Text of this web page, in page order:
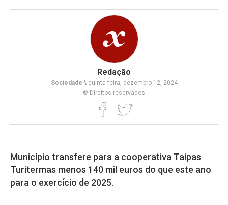
Redação
Sociedade \quinta-feira, dezembro 12, 2024
© Direitos reservados
Município transfere para a cooperativa Taipas
Turitermas menos 140 mil euros do que este ano
para o exercício de 2025.